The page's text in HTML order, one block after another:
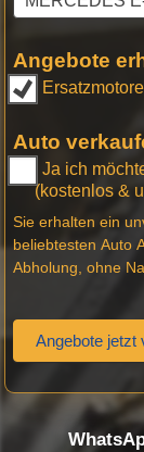
Angebote
Auto
Ja ich
(kostenlos &
Sie erhalten ein
beliebtesten Auto
Abholung, ohne
Angebote jetzt